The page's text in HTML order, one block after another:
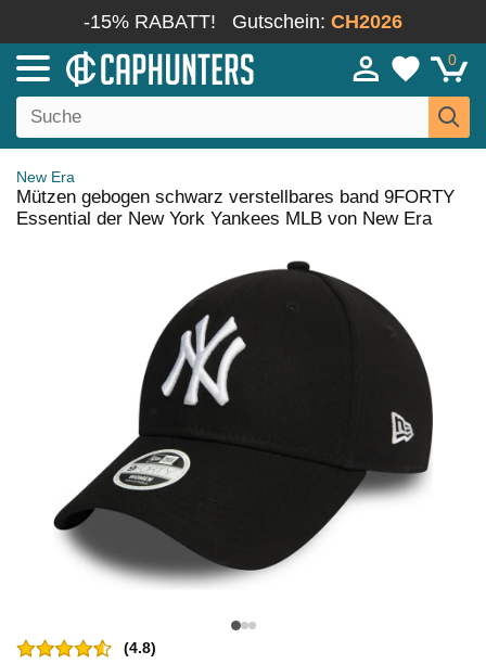
-15% RABATT! Gutschein: CH2026
0
New Era
Mützen gebogen schwarz verstellbares band 9FORTY
Essential der New York Yankees MLB von New Era
(4.8)